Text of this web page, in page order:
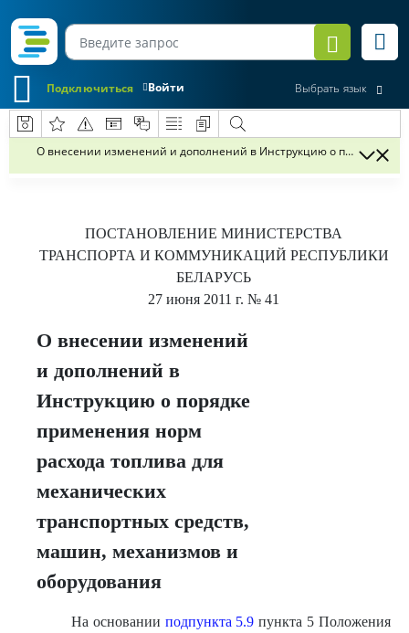
Войти
Подключиться Выбрать язык
О внесении изменений и дополнений в Инструкцию о порядке
ПОСТАНОВЛЕНИЕ МИНИСТЕРСТВА
ТРАНСПОРТА И КОММУНИКАЦИЙ РЕСПУБЛИКИ
БЕЛАРУСЬ
27 июня 2011 г. № 41
О внесении изменений
и дополнений в
Инструкцию о порядке
применения норм
расхода топлива для
механических
транспортных средств,
машин, механизмов и
оборудования
На основании подпункта 5.9 пункта 5 Положения